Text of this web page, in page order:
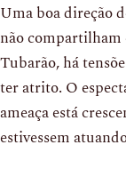
Uma boa direção
não compartilham
Tubarão, há
ter atrito. O
ameaça está
estivessem